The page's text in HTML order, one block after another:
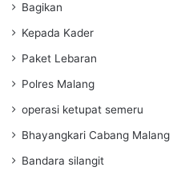
Bagikan
Kepada Kader
Paket Lebaran
Polres Malang
operasi ketupat semeru
Bhayangkari Cabang Malang
Bandara silangit